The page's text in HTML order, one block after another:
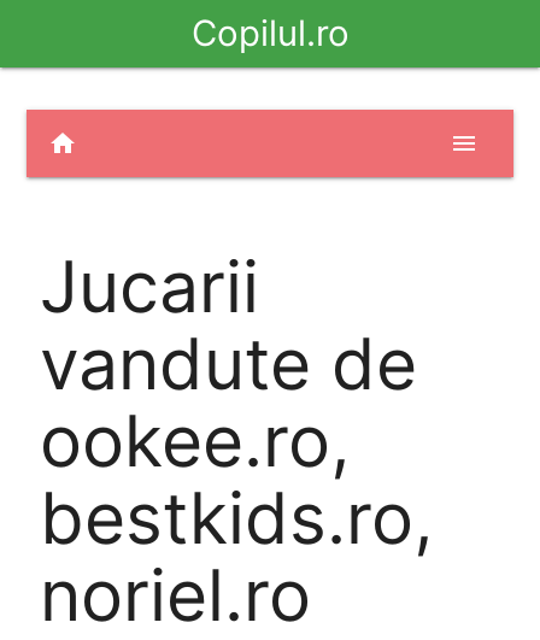
Copilul.ro
home menu
Jucarii
vandute de
ookee.ro,
bestkids.ro,
noriel.ro